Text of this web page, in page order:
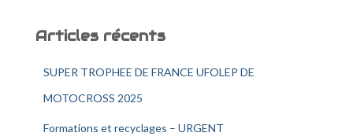
Articles récents
SUPER TROPHEE DE FRANCE UFOLEP DE
MOTOCROSS 2025
Formations et recyclages – URGENT